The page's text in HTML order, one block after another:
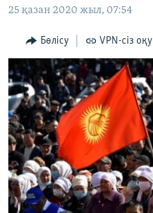
Skip
Search
ӘЛЕУМЕТ
ӘЛЕМ
АРНАЙЫ ЖОБАЛАР
Русский
ЖАЗЫЛЫҢЫЗ
Басқа тілдерде
25 қазан 2020 жыл, 07:54
Бөлісу VPN-сіз оқу